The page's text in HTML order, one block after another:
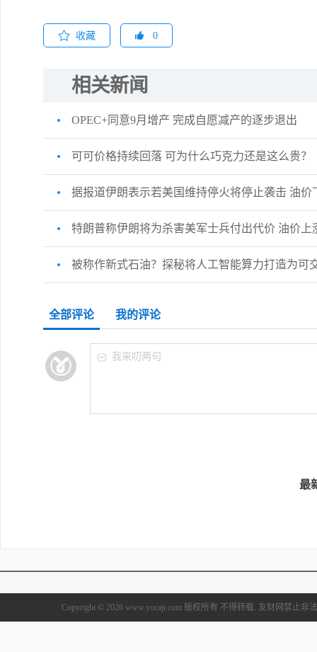
收藏 0
相关新闻
OPEC+同意9月增产 完成自愿减产的逐步退出
可可价格持续回落 可为什么巧克力还是这么贵？
据报道伊朗表示若美国维持停火将停止袭击 油价
特朗普称伊朗将为杀害美军士兵付出代价 油价上
被称作新式石油？探秘将人工智能算力打造为可
全部评论 我的评论
我来叨两句
最
Copyright © 2026 www.yocajr.com 版权所有 不得转载. 友财网禁止非